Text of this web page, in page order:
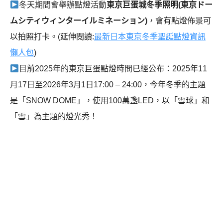
冬天期間會舉辦點燈活動東京巨蛋城冬季照明(東京ドー
ムシティウィンターイルミネーション) ，會有點燈佈景可
以拍照打卡。(延伸閱讀:最新日本東京冬季聖誕點燈資訊
懶人包)
目前2025年的東京巨蛋點燈時間已經公布：2025年11
月17日至2026年3月1日17:00 – 24:00，今年冬季的主題
是「SNOW DOME」，使用100萬盞LED，以「雪球」和
「雪」為主題的燈光秀！